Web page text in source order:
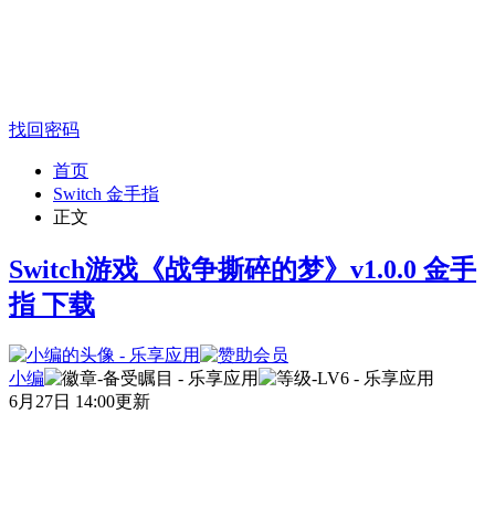
找回密码
首页
Switch 金手指
正文
Switch游戏《战争撕碎的梦》v1.0.0 金手
指 下载
小编
6月27日 14:00更新